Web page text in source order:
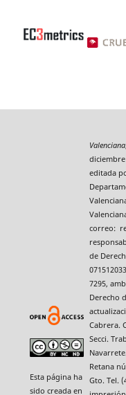
Esta página ha
sido creada en
Valenciana
editada
correo:
de
7295,
Derecho
Cabrera.
Secci.
Retana
Gto. Tel.